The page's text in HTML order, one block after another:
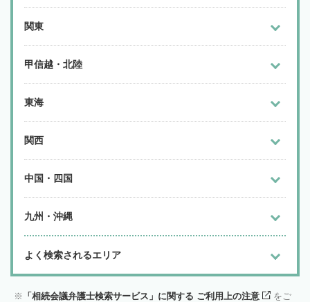
関東
甲信越・北陸
東海
関西
中国・四国
九州・沖縄
よく検索されるエリア
「相続会議弁護士検索サービス」に関する ご利用上の注意
をご